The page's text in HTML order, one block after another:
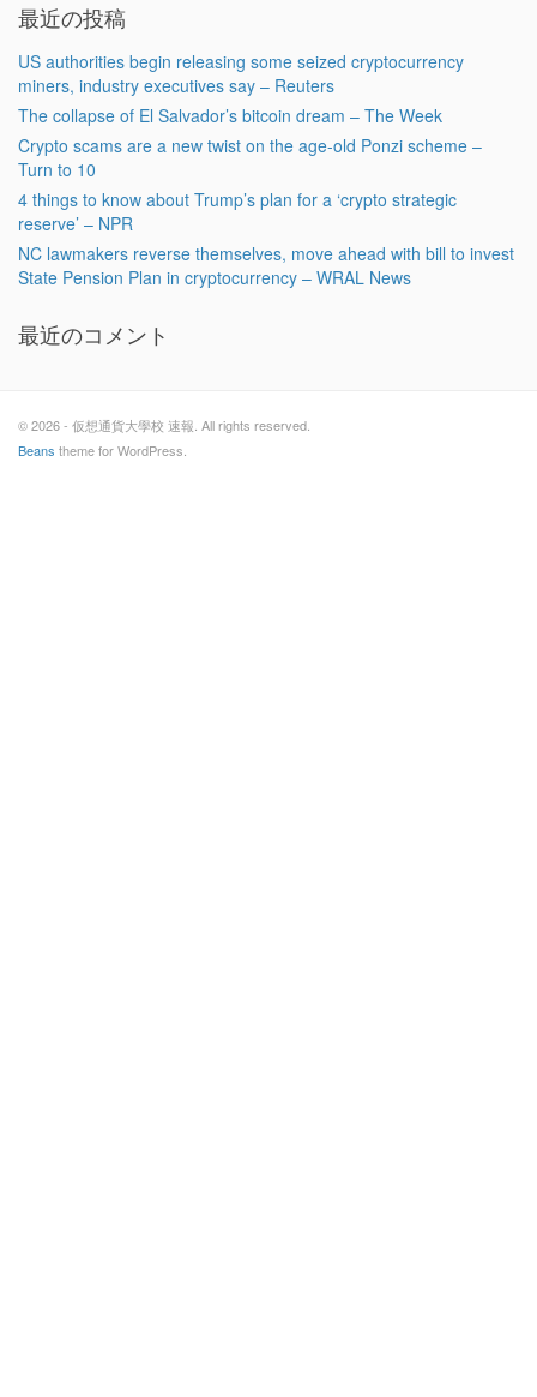
最近の投稿
US authorities begin releasing some seized cryptocurrency
miners, industry executives say – Reuters
The collapse of El Salvador’s bitcoin dream – The Week
Crypto scams are a new twist on the age-old Ponzi scheme –
Turn to 10
4 things to know about Trump’s plan for a ‘crypto strategic
reserve’ – NPR
NC lawmakers reverse themselves, move ahead with bill to invest
State Pension Plan in cryptocurrency – WRAL News
最近のコメント
© 2026 - 仮想通貨大學校 速報. All rights reserved.
Beans theme for WordPress.